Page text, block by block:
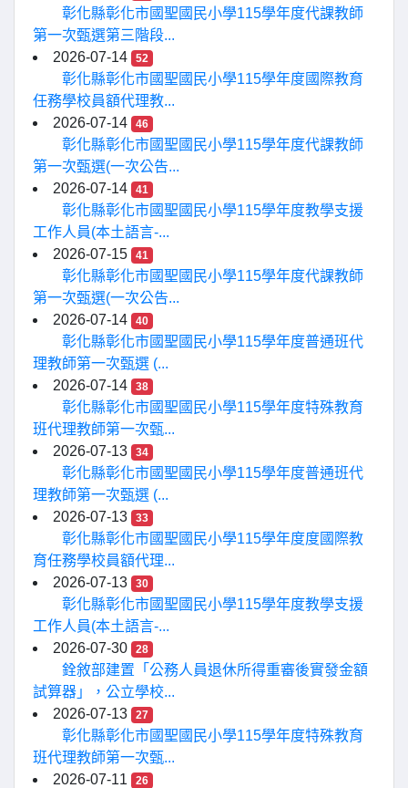
彰化縣彰化市國聖國民小學115學年度代課教師
第一次甄選第三階段...
2026-07-14
52
彰化縣彰化市國聖國民小學115學年度國際教育
任務學校員額代理教...
2026-07-14
46
彰化縣彰化市國聖國民小學115學年度代課教師
第一次甄選(一次公告...
2026-07-14
41
彰化縣彰化市國聖國民小學115學年度教學支援
工作人員(本土語言-...
2026-07-15
41
彰化縣彰化市國聖國民小學115學年度代課教師
第一次甄選(一次公告...
2026-07-14
40
彰化縣彰化市國聖國民小學115學年度普通班代
理教師第一次甄選 (...
2026-07-14
38
彰化縣彰化市國聖國民小學115學年度特殊教育
班代理教師第一次甄...
2026-07-13
34
彰化縣彰化市國聖國民小學115學年度普通班代
理教師第一次甄選 (...
2026-07-13
33
彰化縣彰化市國聖國民小學115學年度度國際教
育任務學校員額代理...
2026-07-13
30
彰化縣彰化市國聖國民小學115學年度教學支援
工作人員(本土語言-...
2026-07-30
28
銓敘部建置「公務人員退休所得重審後實發金額
試算器」，公立學校...
2026-07-13
27
彰化縣彰化市國聖國民小學115學年度特殊教育
班代理教師第一次甄...
2026-07-11
26